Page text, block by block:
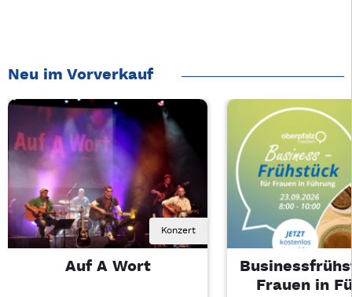
Neu im Vorverkauf
Konzert
Auf A Wort
Frauen in